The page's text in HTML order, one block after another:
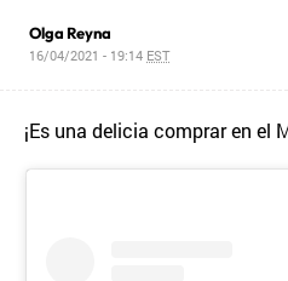
Olga Reyna
16/04/2021 - 19:14 EST
¡Es una delicia comprar en el